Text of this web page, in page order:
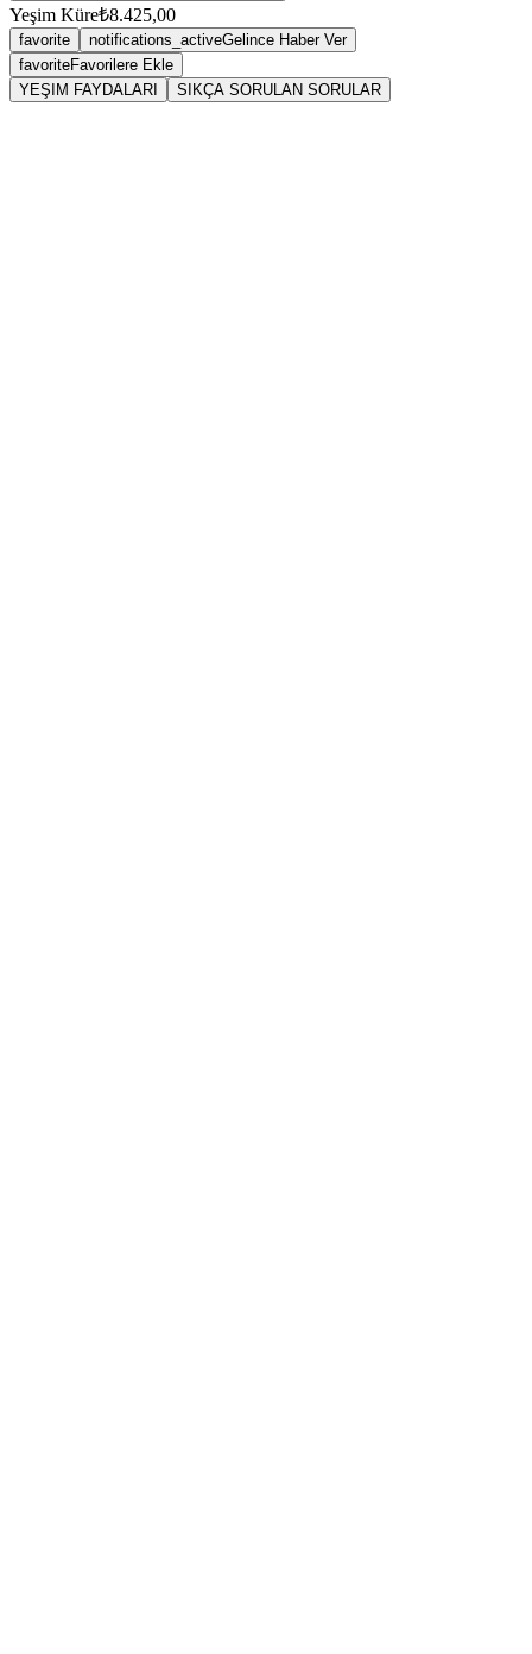
Yeşim Küre₺8.425,00
favorite notifications_activeGelince Haber Ver
favoriteFavorilere Ekle
YEŞIM FAYDALARI
SIKÇA SORULAN SORULAR